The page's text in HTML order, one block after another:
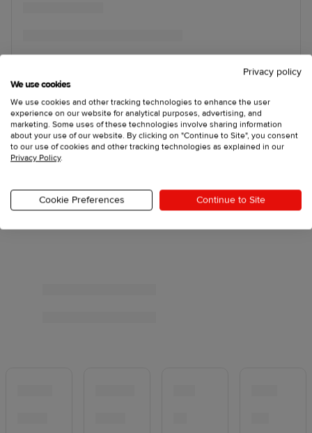
Privacy policy
We use cookies
We use cookies and other tracking technologies to enhance the user
experience on our website for analytical purposes, advertising, and
marketing. Some uses of these technologies involve sharing information
about your use of our website. By clicking on "Continue to Site", you consent
to our use of cookies and other tracking technologies as explained in our
Privacy Policy.
Cookie Preferences Continue to Site